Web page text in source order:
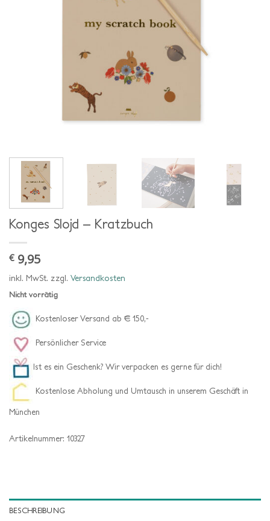
Konges Slojd – Kratzbuch
€ 9,95
inkl. MwSt. zzgl. Versandkosten
Nicht vorrätig
Kostenloser Versand ab € 150,-
Persönlicher Service
Ist es ein Geschenk? Wir verpacken es gerne für dich!
Kostenlose Abholung und Umtausch in unserem Geschäft in
München
Artikelnummer: 10327
BESCHREIBUNG